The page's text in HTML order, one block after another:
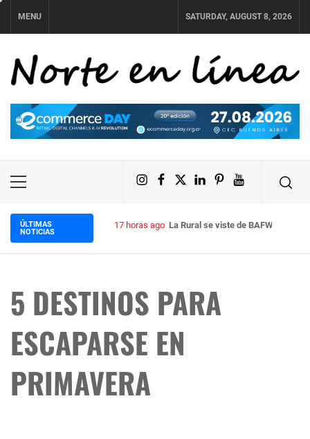
Skip
to
content
MENU SATURDAY, AUGUST 8, 2026
NORTE EN LÍNEA
Primary
Instagram
Facebook
X LinkedIn
PinterestYouTube
ÚLTIMAS
NOTICIAS
17 horas ago La Rural se viste de BAFWEEK:
5 DESTINOS PARA
ESCAPARSE EN
PRIMAVERA